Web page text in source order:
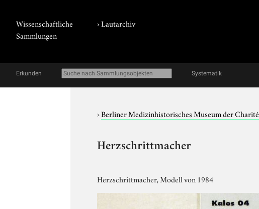
Wissenschaftliche
Sammlungen
›Lautarchiv
Erkunden Systematik
›Berliner Medizinhistorisches Museum der Charité
Herzschrittmacher
Herzschrittmacher, Modell von 1984